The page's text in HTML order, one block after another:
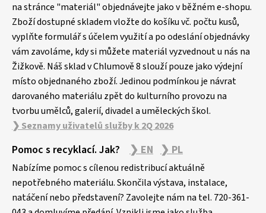
na stránce "materiál" objednávejte jako v běžném e-shopu.
Zboží dostupné skladem vložte do košíku vč. počtu kusů,
vyplňte formulář s účelem využití a po odeslání objednávky
vám zavoláme, kdy si můžete materiál vyzvednout u nás na
Žižkově. Náš sklad v Chlumově 8 slouží pouze jako výdejní
místo objednaného zboží. Jedinou podmínkou je návrat
darovaného materiálu zpět do kulturního provozu na
tvorbu umělců, galerií, divadel a uměleckých škol.
❯ Seznamy uživatelů služby k 2Q 2026
Pomoc s recyklací. Jak? ❯ EN ❯ PL
Nabízíme pomoc s cílenou redistribucí aktuálně
nepotřebného materiálu. Skončila výstava, instalace,
natáčení nebo představení? Zavolejte nám na tel. 720-361-